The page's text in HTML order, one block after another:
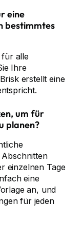
eine
bestimmtes
für alle
Ihre
erstellt eine
um für
planen?
einzelnen Tage
eine
an, und
für jeden